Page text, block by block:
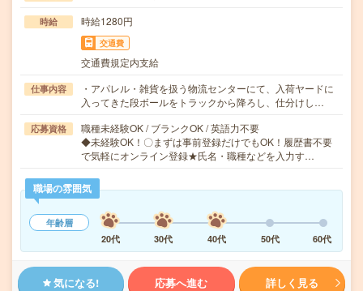
時給 時給1280円
交通費
交通費規定内支給
仕事内容
・アパレル・雑貨を扱う物流センターにて、入荷ヤードに
入ってきた段ボールをトラックから降ろし、仕分けし…
応募資格
職種未経験OK / ブランクOK / 英語力不要
◆未経験OK！〇まずは事前登録だけでもOK！履歴書不要
で気軽にオンライン登録★氏名・職種などを入力す…
職場の雰囲気
年齢層
20代
30代 40代 50代 60代
気になる! 応募へ進む 詳しく見る